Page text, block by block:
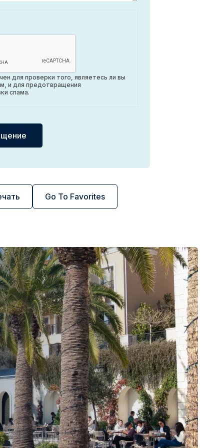
Go To Favorites
для проверки того, являетесь ли вы
и для предотвращения
спама.